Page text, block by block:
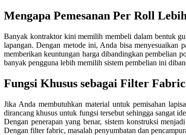
Mengapa Pemesanan Per Roll
Banyak kontraktor kini memilih membeli dalam bentuk
lapangan. Dengan metode ini, Anda bisa menyesuaikan
memberikan keuntungan harga dibandingkan pembelian
banyak pengguna lebih memilih sistem pembelian ini
Fungsi Khusus sebagai Filter Fabric
Jika Anda membutuhkan material untuk pemisahan
dirancang khusus untuk fungsi tersebut sehingga sangat
Dengan penerapan yang benar, sistem konstruksi
Dengan filter fabric, masalah penyumbatan dan